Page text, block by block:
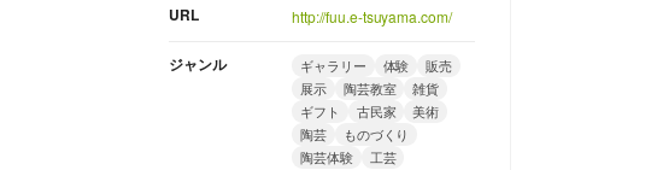
URL http://fuu.e-tsuyama.com/
ジャンル ギャラリー 体験
販売
展示
陶芸教室
雑貨
ギフト
古民家
美術
陶芸
ものづくり
陶芸体験
工芸